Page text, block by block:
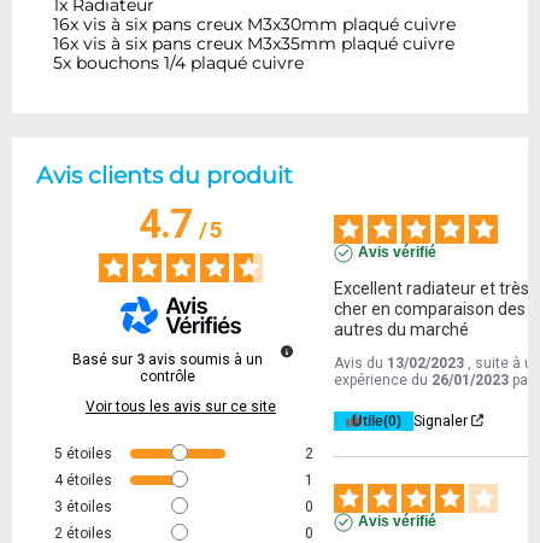
1x Radiateur
16x vis à six pans creux M3x30mm plaqué cuivre
16x vis à six pans creux M3x35mm plaqué cuivre
5x bouchons 1/4 plaqué cuivre
Avis clients du produit
4.7/5
Basé sur 3 avis soumis à un
contrôle
Voir tous les avis sur ce site
5 étoiles
2
4 étoiles
1
3 étoiles
0
2 étoiles
0
Avis vérifié
Excellent radiateur et très
cher en comparaison des
autres du marché
Avis du 13/02/2023 , suite à
expérience du 26/01/2023 par
Utile(0) Signaler
Avis vérifié